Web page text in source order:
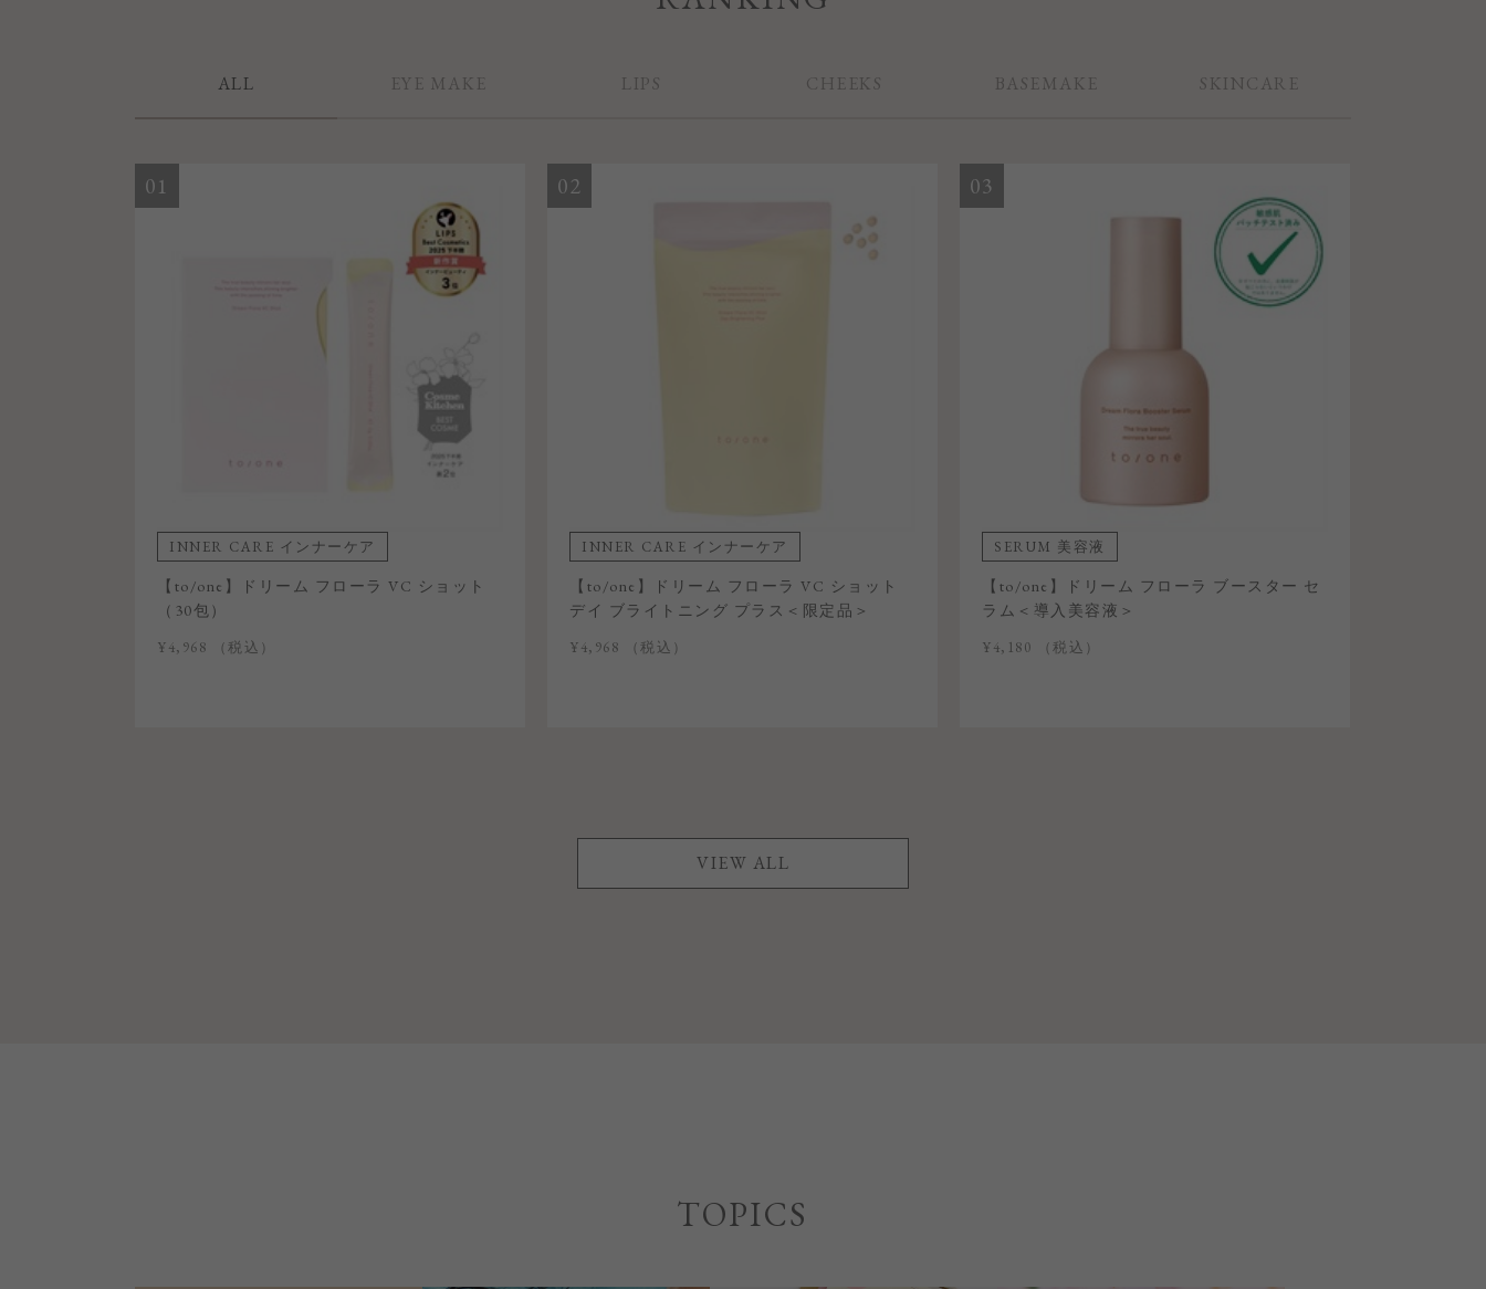
ALL EYE MAKE LIPS CHEEKS BASE MAKE SKINCARE
01
INNER CARE インナーケア
【to/one】ドリーム フローラ VC ショット
（30包）
¥4,968 （税込）
02
INNER CARE インナーケア
【to/one】ドリーム フローラ VC ショット
デイ ブライトニング プラス＜限定品＞
¥4,968 （税込）
03
SERUM 美容液
【to/one】ドリーム フローラ ブースター セ
ラム＜導入美容液＞
¥4,180 （税込）
VIEW ALL
TOPICS